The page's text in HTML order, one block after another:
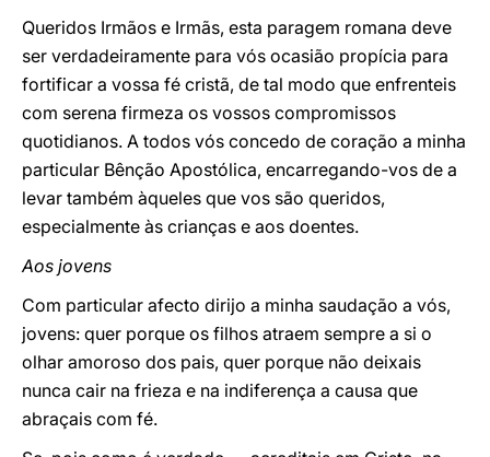
Queridos Irmãos e Irmãs, esta paragem romana deve
ser verdadeiramente para vós ocasião propícia para
fortificar a vossa fé cristã, de tal modo que enfrenteis
com serena firmeza os vossos compromissos
quotidianos. A todos vós concedo de coração a minha
particular Bênção Apostólica, encarregando-vos de a
levar também àqueles que vos são queridos,
especialmente às crianças e aos doentes.
Aos jovens
Com particular afecto dirijo a minha saudação a vós,
jovens: quer porque os filhos atraem sempre a si o
olhar amoroso dos pais, quer porque não deixais
nunca cair na frieza e na indiferença a causa que
abraçais com fé.